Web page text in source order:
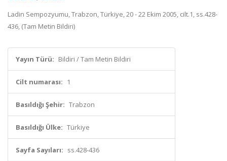
Ladin Sempozyumu, Trabzon, Türkiye, 20 - 22 Ekim 2005, cilt.1, ss.428-
436, (Tam Metin Bildiri)
Yayın Türü: Bildiri / Tam Metin Bildiri
Cilt numarası: 1
Basıldığı Şehir: Trabzon
Basıldığı Ülke: Türkiye
Sayfa Sayıları: ss.428-436